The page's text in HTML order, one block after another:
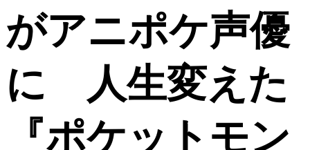
がアニポケ声優
に 人生変えた
『ポケットモン